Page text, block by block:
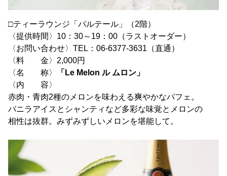
□ティーラウンジ「パルテール」（2階）
〈提供時間〉10：30～19：00（ラストオーダー）
〈お問い合わせ〉TEL：06-6377-3631（直通）
〈料 金〉2,000円
〈名 称〉
「Le Melon ル ムロン」
〈内 容〉
赤肉・青肉2種のメロンを味わえる爽やかなパフェ。
バニラアイスとシャンティなど多彩な味覚とメロンの
相性は抜群。みずみずしいメロンを堪能して。